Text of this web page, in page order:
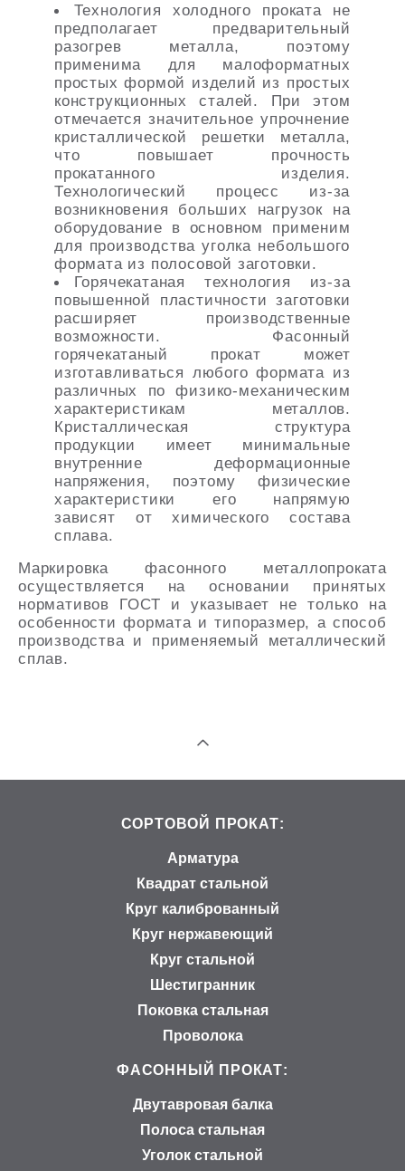
Технология холодного проката не
предполагает предварительный
разогрев металла, поэтому
применима для малоформатных
простых формой изделий из простых
конструкционных сталей. При этом
отмечается значительное упрочнение
кристаллической решетки металла,
что повышает прочность
прокатанного изделия.
Технологический процесс из-за
возникновения больших нагрузок на
оборудование в основном применим
для производства уголка небольшого
формата из полосовой заготовки.
Горячекатаная технология из-за
повышенной пластичности заготовки
расширяет производственные
возможности. Фасонный
горячекатаный прокат может
изготавливаться любого формата из
различных по физико-механическим
характеристикам металлов.
Кристаллическая структура
продукции имеет минимальные
внутренние деформационные
напряжения, поэтому физические
характеристики его напрямую
зависят от химического состава
сплава.
Маркировка фасонного металлопроката
осуществляется на основании принятых
нормативов ГОСТ и указывает не только на
особенности формата и типоразмер, а способ
производства и применяемый металлический
сплав.
СОРТОВОЙ ПРОКАТ:
Арматура
Квадрат стальной
Круг калиброванный
Круг нержавеющий
Круг стальной
Шестигранник
Поковка стальная
Проволока
ФАСОННЫЙ ПРОКАТ:
Двутавровая балка
Полоса стальная
Уголок стальной